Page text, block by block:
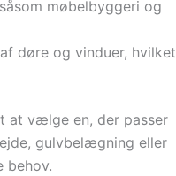
møbelbyggeri og
døre og vinduer, hvilket
at vælge en, der passer
gulvbelægning eller
behov.